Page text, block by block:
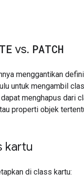
vs. PATCH
menggantikan
untuk mengambil
menghapus dari
properti objek
kartu
di class kartu: